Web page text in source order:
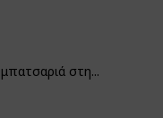
μπατσαριά στη...